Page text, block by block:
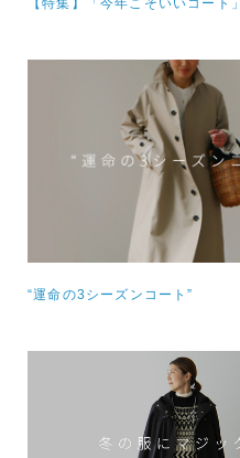
【特集】 「今年こそいいコート」
“運命の3シーズンコート”